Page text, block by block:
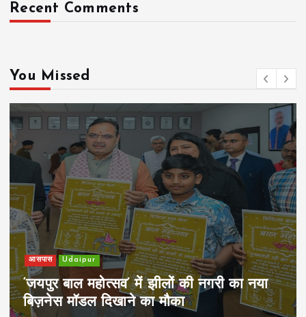
Recent Comments
You Missed
खेल Udaipur
पिम्स मेवाड़ कप 2026: क्रॉसवर्ड व आदित्यम
रियल स्टेट्स ने मुकाबले जीते